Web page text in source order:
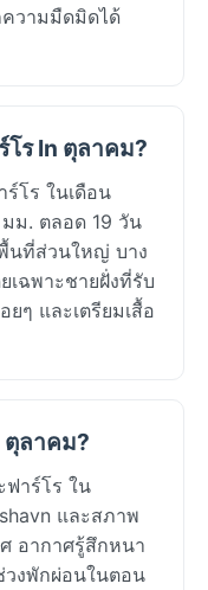
ความมืดมิดได้
โร In ตุลาคม?
โร ในเดือน
ม. ตลอด 19 วัน
นที่ส่วนใหญ่ บาง
เฉพาะชายฝั่งที่รับ
ๆ และเตรียมเสื้อ
ตุลาคม?
าร์โร ใน
และสภาพ
อากาศรู้สึกหนา
วงพักผ่อนในตอน